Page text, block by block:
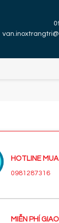
HOTLINE
0981287316
MIỄN PHÍ